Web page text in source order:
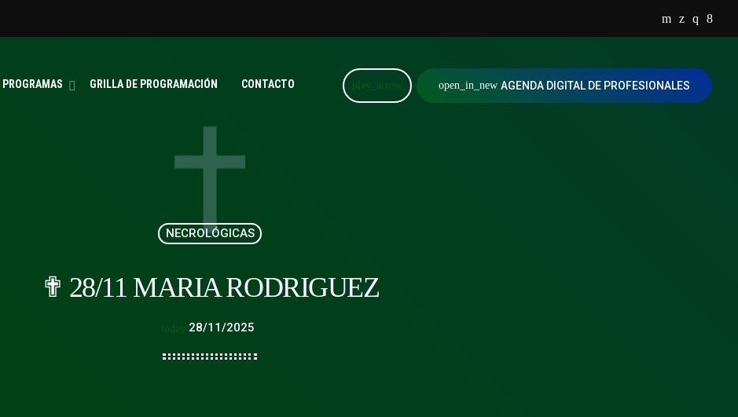
PROGRAMAS GRILLA DE PROGRAMACIÓN CONTACTO play_arrow open_in_new AGENDA DIGITAL DE PROFESIONALES
NECROLÓGICAS
✟ 28/11 MARIA RODRIGUEZ
today 28/11/2025